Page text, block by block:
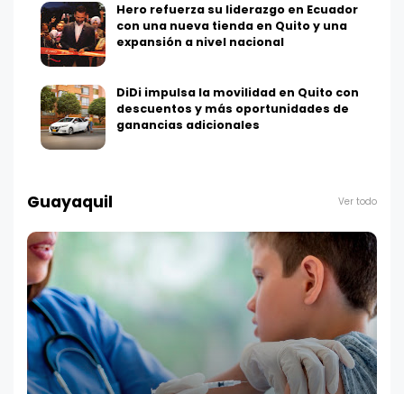
Hero refuerza su liderazgo en Ecuador
con una nueva tienda en Quito y una
expansión a nivel nacional
DiDi impulsa la movilidad en Quito con
descuentos y más oportunidades de
ganancias adicionales
Guayaquil Ver todo